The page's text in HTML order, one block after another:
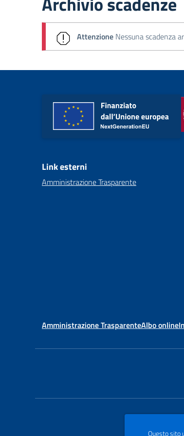
Attenzione Nessuna scadenza
Link esterni
Amministrazione Trasparente
Amministrazione TrasparenteAlbo online
Questo sito